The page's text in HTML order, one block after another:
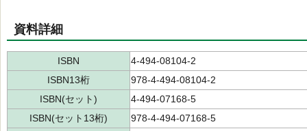
資料詳細
ISBN
4-494-08104-2
ISBN13桁
978-4-494-08104-2
ISBN(セット)
4-494-07168-5
ISBN(セット13桁)
978-4-494-07168-5